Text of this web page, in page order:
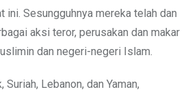
ini. Sesungguhnya mereka telah dan
aksi teror, perusakan dan makar
dan negeri-negeri Islam.
Lebanon, dan Yaman,